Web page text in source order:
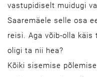
vastupidiselt muidugi
Saaremäele selle osa
reisi. Aga võib-olla käis
oligi ta nii hea?
Kõiki sisemise